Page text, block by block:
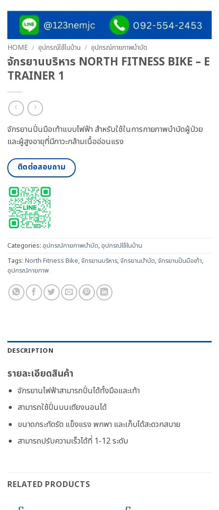
HOME / อุปกรณ์ใช้ในบ้าน / อุปกรณ์กายภาพบำบัด
จักรยานบริหาร NORTH FITNESS BIKE – E
TRAINER 1
จักรยานปั่นมือเท้าแบบไฟฟ้า สำหรับใช้ในการกายภาพบำบัดผู้ป่วย
และผู้สูงอายุที่มีภาวะกล้ามเนื้ออ่อนแรง
ติดต่อสอบถาม
Categories: อุปกรณ์กายภาพบำบัด,อุปกรณ์ใช้ในบ้าน
Tags: North Fitness Bike,จักรยานบริหาร,จักรยานบำบัด,จักรยานปั่นมือเท้า,
อุปกรณ์กายภาพ
DESCRIPTION
รายละเอียดสินค้า
จักรยานไฟฟ้าสามารถปั่นได้ทั้งมือและเท้า
สามารถใช้ปั่นบนเตียงนอนได้
ขนาดกระทัดรัด แข็งแรง พกพา และเก็บได้สะดวกสบาย
สามารถปรับความเร็วได้ที่ 1-12 ระดับ
RELATED PRODUCTS